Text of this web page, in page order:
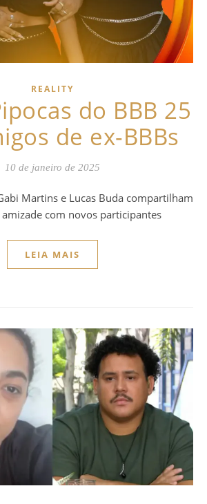
REALITY
do BBB 25
de ex-BBBs
10 de janeiro de 2025
com novos participantes
LEIA MAIS